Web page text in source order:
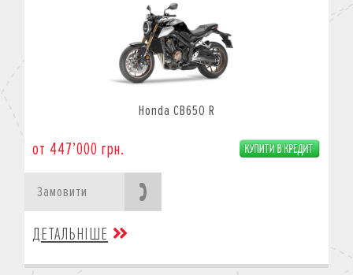
Honda CB650 R
от 447’000 грн.
Замовити
ДЕТАЛЬНІШЕ